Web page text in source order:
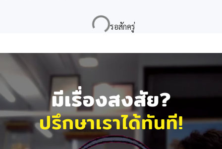
มีเรื่องสงสัย?
ปรึกษาเราได้ทันที!